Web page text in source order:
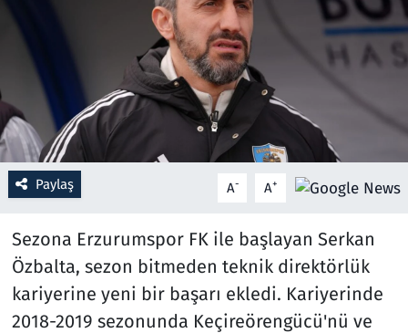
Paylaş A- A+
Sezona Erzurumspor FK ile başlayan Serkan
Özbalta, sezon bitmeden teknik direktörlük
kariyerine yeni bir başarı ekledi. Kariyerinde
2018-2019 sezonunda Keçireörengücü'nü ve
Rüya Tabirleri
Sağlık
Savunma Sanayi
Spor
Teknoloji ve Bilim